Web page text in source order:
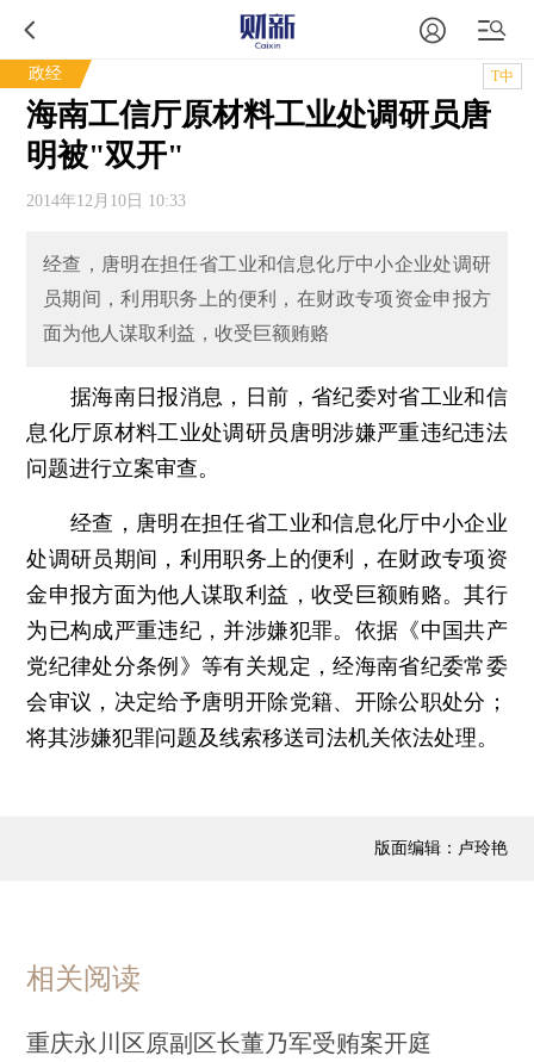
政经 T中
海南工信厅原材料工业处调研员唐
明被"双开"
2014年12月10日 10:33
经查，唐明在担任省工业和信息化厅中小企业处调研
员期间，利用职务上的便利，在财政专项资金申报方
面为他人谋取利益，收受巨额贿赂
据海南日报消息，日前，省纪委对省工业和信
息化厅原材料工业处调研员唐明涉嫌严重违纪违法
问题进行立案审查。
经查，唐明在担任省工业和信息化厅中小企业
处调研员期间，利用职务上的便利，在财政专项资
金申报方面为他人谋取利益，收受巨额贿赂。其行
为已构成严重违纪，并涉嫌犯罪。依据《中国共产
党纪律处分条例》等有关规定，经海南省纪委常委
会审议，决定给予唐明开除党籍、开除公职处分；
将其涉嫌犯罪问题及线索移送司法机关依法处理。
版面编辑：卢玲艳
相关阅读
重庆永川区原副区长董乃军受贿案开庭